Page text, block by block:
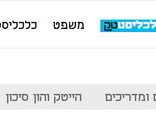
משפט
ומדריכים הייטק והון סיכון